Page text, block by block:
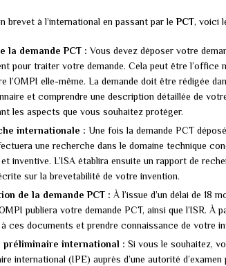
brevet à l’international en passant par lePCT, voici
la demande PCT : Vous devez déposer votre
pour traiter votre demande. Cela peut être l’office
l’OMPI elle-même. La demande doit être rédigée
et comprendre une description détaillée de
les aspects que vous souhaitez protéger.
internationale : Une fois la demande PCT
une recherche dans le domaine technique
inventive. L’ISA établira ensuite un rapport de
sur la brevetabilité de votre invention.
de la demande PCT : À l’issue d’un délai de 18
publiera votre demande PCT, ainsi que l’ISR.
ces documents et prendre connaissance de votre
préliminaire international : Si vous le souhaitez,
international (IPE) auprès d’une autorité